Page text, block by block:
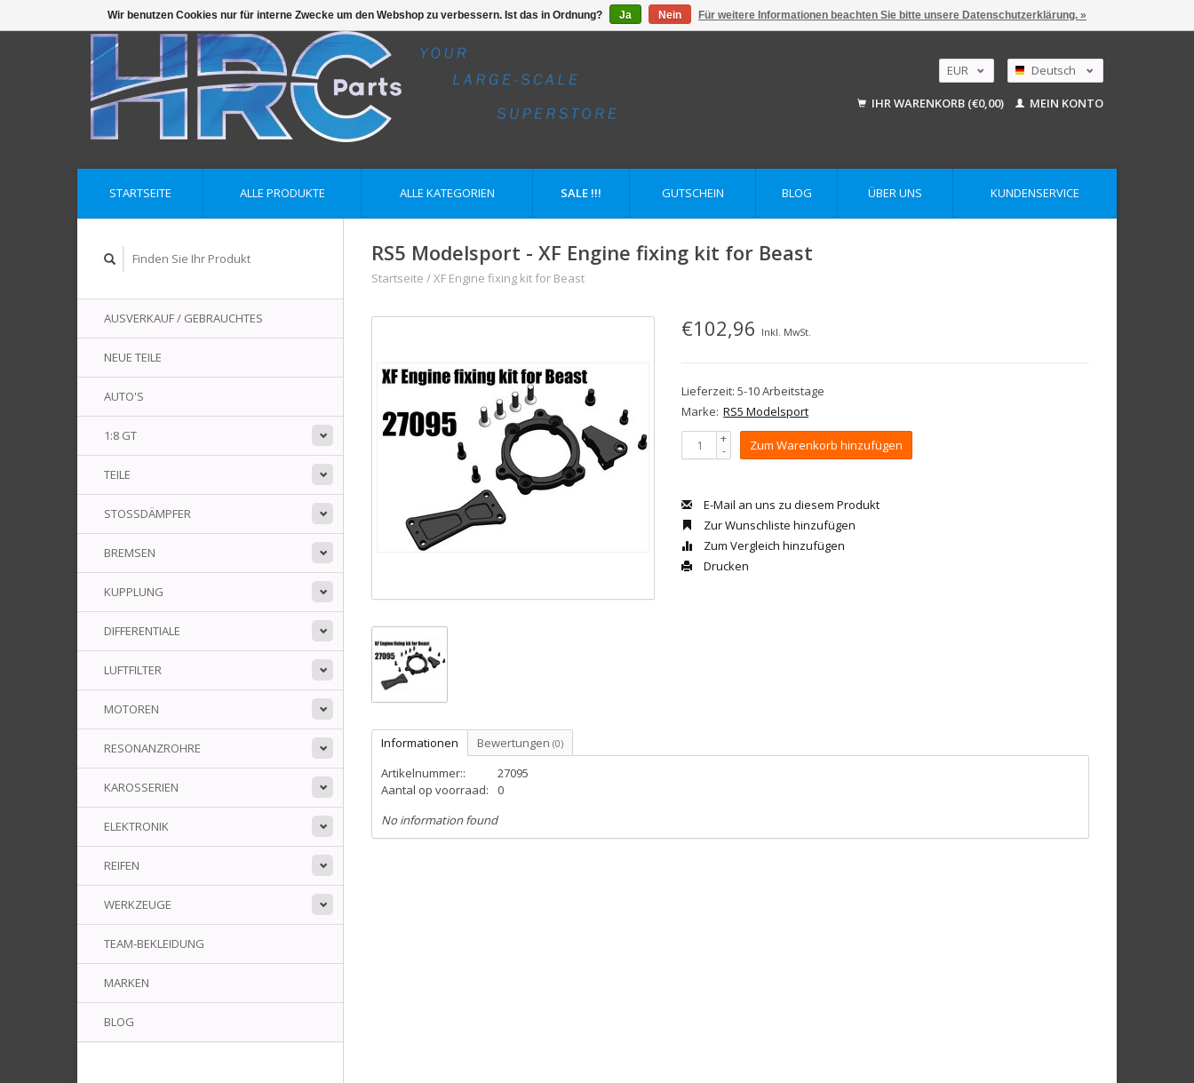
EUR
USD
Deutsch
English
IHR WARENKORB (€0,00) MEIN KONTO
STARTSEITE ALLE PRODUKTE ALLE KATEGORIEN SALE !!! GUTSCHEIN BLOG ÜBER UNS KUNDENSERVICE
AUSVERKAUF / GEBRAUCHTES
NEUE TEILE
AUTO'S
1:8 GT
TEILE
STOSSDÄMPFER
BREMSEN
KUPPLUNG
DIFFERENTIALE
LUFTFILTER
MOTOREN
RESONANZROHRE
KAROSSERIEN
ELEKTRONIK
REIFEN
WERKZEUGE
TEAM-BEKLEIDUNG
MARKEN
BLOG
RS5 Modelsport - XF Engine fixing kit for Beast
Startseite /XF Engine fixing kit for Beast
€102,96 Inkl. MwSt.
Lieferzeit: 5-10 Arbeitstage
Marke: RS5 Modelsport
+
- Zum Warenkorb hinzufügen
E-Mail an uns zu diesem Produkt
Zur Wunschliste hinzufügen
Zum Vergleich hinzufügen
Drucken
Informationen Bewertungen (0)
Artikelnummer::
27095
Aantal op voorraad:
0
No information found
Wir benutzen Cookies nur für interne Zwecke um den Webshop zu verbessern. Ist das in Ordnung? Ja Nein Für weitere Informationen beachten Sie bitte unsere Datenschutzerklärung. »